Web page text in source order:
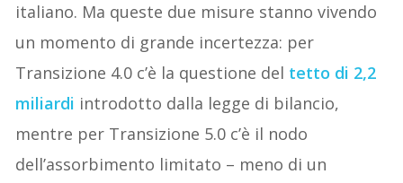
italiano. Ma queste due misure stanno vivendo
un momento di grande incertezza: per
Transizione 4.0 c’è la questione del tetto di 2,2
miliardi introdotto dalla legge di bilancio,
mentre per Transizione 5.0 c’è il nodo
dell’assorbimento limitato – meno di un